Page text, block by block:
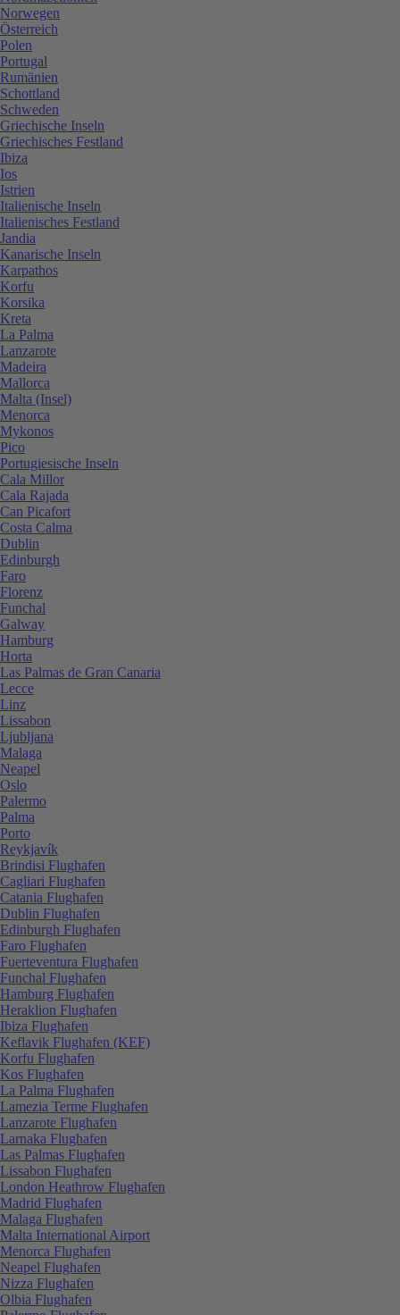
Norwegen
Österreich
Polen
Portugal
Rumänien
Schottland
Schweden
Griechische Inseln
Griechisches Festland
Ibiza
Ios
Istrien
Italienische Inseln
Italienisches Festland
Jandia
Kanarische Inseln
Karpathos
Korfu
Korsika
Kreta
La Palma
Lanzarote
Madeira
Mallorca
Malta (Insel)
Menorca
Mykonos
Pico
Portugiesische Inseln
Cala Millor
Cala Rajada
Can Picafort
Costa Calma
Dublin
Edinburgh
Faro
Florenz
Funchal
Galway
Hamburg
Horta
Las Palmas de Gran Canaria
Lecce
Linz
Lissabon
Ljubljana
Malaga
Neapel
Oslo
Palermo
Palma
Porto
Reykjavík
Brindisi Flughafen
Cagliari Flughafen
Catania Flughafen
Dublin Flughafen
Edinburgh Flughafen
Faro Flughafen
Fuerteventura Flughafen
Funchal Flughafen
Hamburg Flughafen
Heraklion Flughafen
Ibiza Flughafen
Keflavik Flughafen (KEF)
Korfu Flughafen
Kos Flughafen
La Palma Flughafen
Lamezia Terme Flughafen
Lanzarote Flughafen
Larnaka Flughafen
Las Palmas Flughafen
Lissabon Flughafen
London Heathrow Flughafen
Madrid Flughafen
Malaga Flughafen
Malta International Airport
Menorca Flughafen
Neapel Flughafen
Nizza Flughafen
Olbia Flughafen